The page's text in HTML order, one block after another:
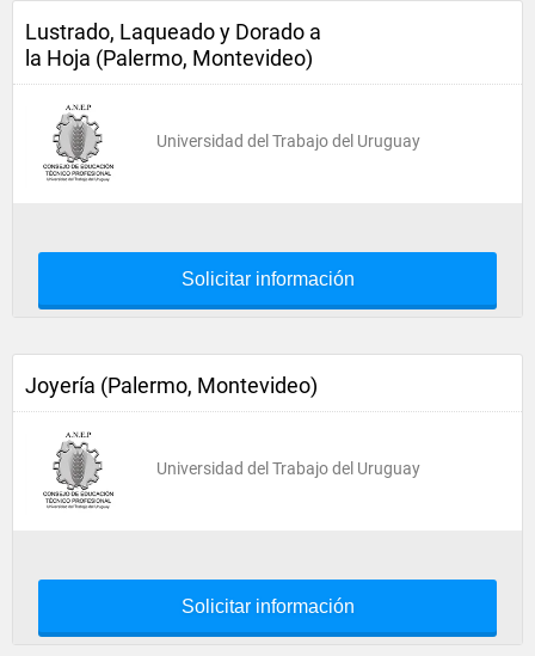
Lustrado, Laqueado y Dorado a
la Hoja (Palermo, Montevideo)
Universidad del Trabajo del Uruguay
Solicitar información
Joyería (Palermo, Montevideo)
Universidad del Trabajo del Uruguay
Solicitar información